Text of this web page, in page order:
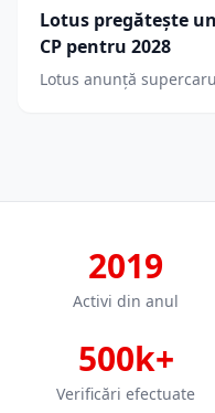
Lotus pregătește
CP pentru 2028
Lotus anunță
2019
Activi din anul
500k+
Verificări efectuate